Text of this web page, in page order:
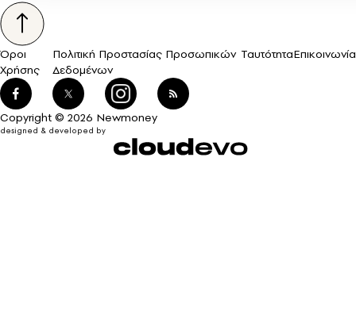
Όροι
Χρήσης
Πολιτική Προστασίας Προσωπικών
Δεδομένων
ΤαυτότηταΕπικοινωνία
Copyright © 2026 Newmoney
designed & developed by